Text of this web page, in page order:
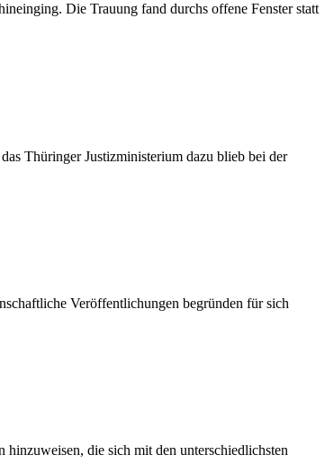
Die Trauung fand durchs offene Fenster statt
Thüringer Justizministerium dazu blieb bei der
Veröffentlichungen begründen für sich
hinzuweisen, die sich mit den unterschiedlichsten